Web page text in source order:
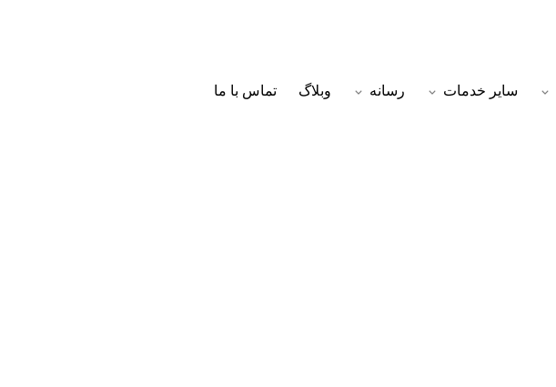
سایر خدمات رسانه وبلاگ تماس با ما